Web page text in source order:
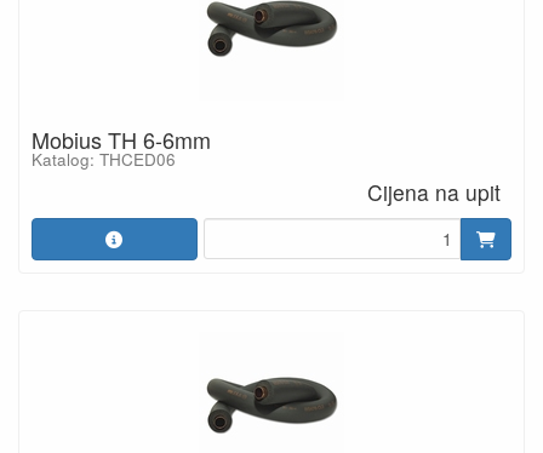
Mobius TH 6-6mm
Katalog: THCED06
Cijena na upit